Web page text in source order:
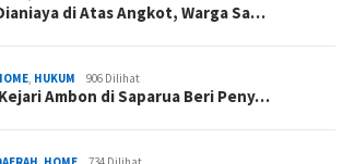
di Atas Angkot, Warga Sa…
, HUKUM 906 Dilihat
Ambon di Saparua Beri Peny…